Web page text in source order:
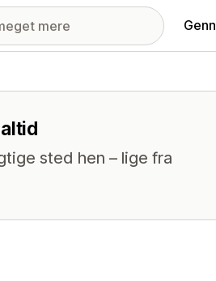
sted hen – lige fra